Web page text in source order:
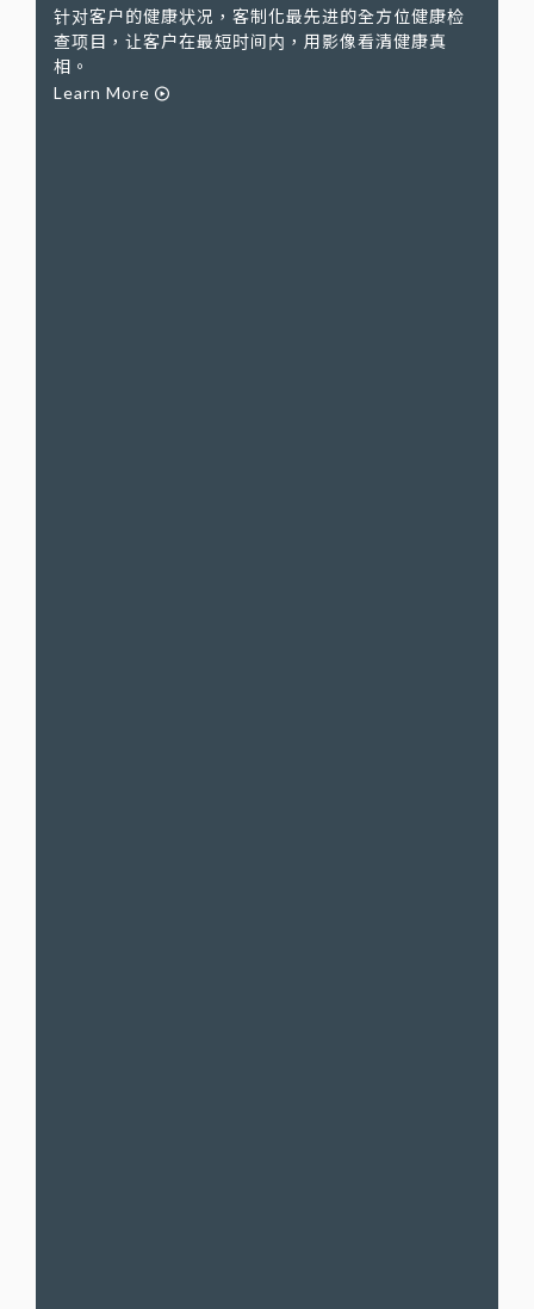
针对客户的健康状况，客制化最先进的全方位健康检
查项目，让客户在最短时间内，用影像看清健康真
相。
Learn More